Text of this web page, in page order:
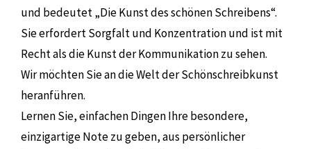
und bedeutet „Die Kunst des schönen Schreibens“.
Sie erfordert Sorgfalt und Konzentration und ist mit
Recht als die Kunst der Kommunikation zu sehen.
Wir möchten Sie an die Welt der Schönschreibkunst
heranführen.
Lernen Sie, einfachen Dingen Ihre besondere,
einzigartige Note zu geben, aus persönlicher